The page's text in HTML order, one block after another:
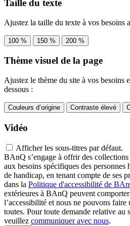
Taille du texte
Ajustez la taille du texte à vos besoins
100 % 150 % 200 %
Thème visuel de la page
Ajustez le thème du site à vos besoins
dessous :
Couleurs d’origine Contraste élevé
Vidéo
Afficher les sous-titres par défaut.
BAnQ s’engage à offrir des
aux besoins spécifiques des personnes
de handicap, en tenant compte de ses
dans la Politique d'accessibilité de
extérieures à BAnQ peuvent comporter
l’accessibilité et nous ne pouvons
toutes. Pour toute demande relative au
veuillez communiquer avec nous.